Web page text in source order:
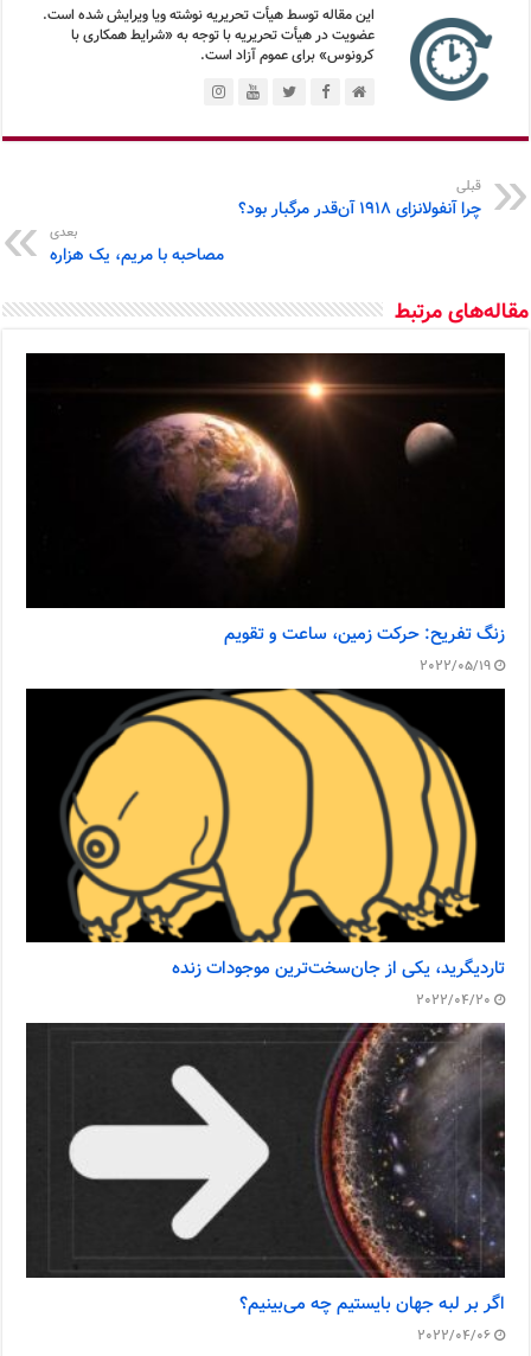
این مقاله توسط هیأت تحریریه نوشته ویا ویرایش شده است.
عضویت در هیأت تحریریه با توجه به «شرایط همکاری با
کرونوس» برای عموم آزاد است.
قبلی
چرا آنفولانزای ۱۹۱۸ آن‌قدر مرگبار بود؟
بعدی
مصاحبه با مریم، یک هزاره
مقاله‌های مرتبط
زنگ تفریح: حرکت زمین، ساعت و تقویم
2022/05/19
تاردیگرید، یکی از جان‌سخت‌ترین موجودات زنده
2022/04/20
اگر بر لبه جهان بایستیم چه می‌بینیم؟
2022/04/06